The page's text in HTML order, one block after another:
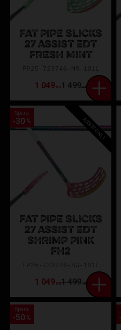
FAT PIPE SLICKS
27 ASSIST EDT
FRESH MINT
1 049KR1 499KR
FAT PIPE SLICKS
27 ASSIST EDT
SHRIMP PINK
FH2
1 049KR1 499KR
Spara
30 % ASSIST ONLY
Spara
50 %